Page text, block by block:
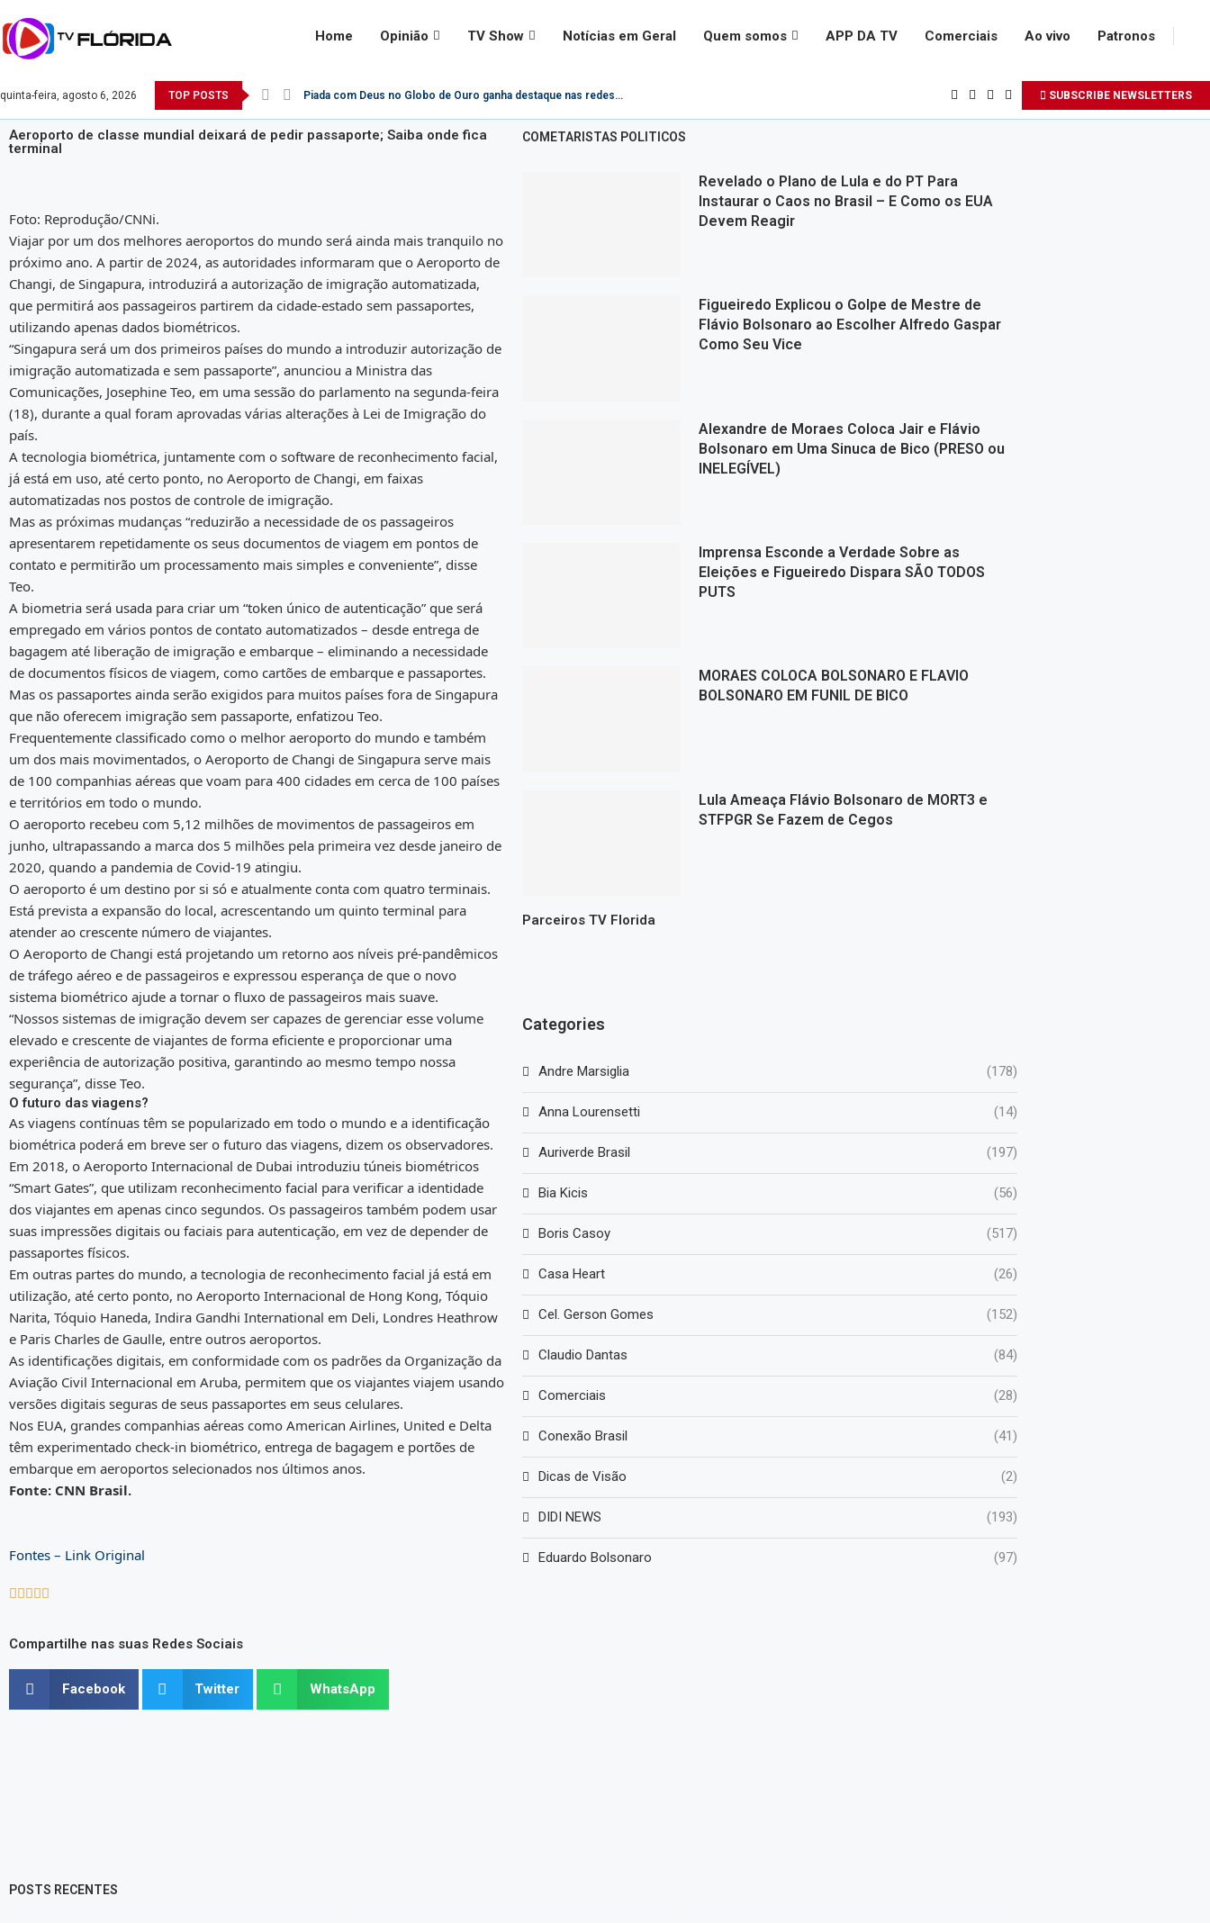
Home Opinião TV Show Notícias em Geral Quem somos APP DA TV Comerciais Ao vivo Patronos
quinta-feira, agosto 6, 2026 TOP POSTS Piada com Deus no Globo de Ouro ganha destaque nas redes... SUBSCRIBE NEWSLETTERS
Aeroporto de classe mundial deixará de pedir passaporte; Saiba onde fica
terminal
Foto: Reprodução/CNNi.
Viajar por um dos melhores aeroportos do mundo será ainda mais tranquilo no
próximo ano. A partir de 2024, as autoridades informaram que o Aeroporto de
Changi, de Singapura, introduzirá a autorização de imigração automatizada,
que permitirá aos passageiros partirem da cidade-estado sem passaportes,
utilizando apenas dados biométricos.
“Singapura será um dos primeiros países do mundo a introduzir autorização de
imigração automatizada e sem passaporte”, anunciou a Ministra das
Comunicações, Josephine Teo, em uma sessão do parlamento na segunda-feira
(18), durante a qual foram aprovadas várias alterações à Lei de Imigração do
país.
A tecnologia biométrica, juntamente com o software de reconhecimento facial,
já está em uso, até certo ponto, no Aeroporto de Changi, em faixas
automatizadas nos postos de controle de imigração.
Mas as próximas mudanças “reduzirão a necessidade de os passageiros
apresentarem repetidamente os seus documentos de viagem em pontos de
contato e permitirão um processamento mais simples e conveniente”, disse
Teo.
A biometria será usada para criar um “token único de autenticação” que será
empregado em vários pontos de contato automatizados – desde entrega de
bagagem até liberação de imigração e embarque – eliminando a necessidade
de documentos físicos de viagem, como cartões de embarque e passaportes.
Mas os passaportes ainda serão exigidos para muitos países fora de Singapura
que não oferecem imigração sem passaporte, enfatizou Teo.
Frequentemente classificado como o melhor aeroporto do mundo e também
um dos mais movimentados, o Aeroporto de Changi de Singapura serve mais
de 100 companhias aéreas que voam para 400 cidades em cerca de 100 países
e territórios em todo o mundo.
O aeroporto recebeu com 5,12 milhões de movimentos de passageiros em
junho, ultrapassando a marca dos 5 milhões pela primeira vez desde janeiro de
2020, quando a pandemia de Covid-19 atingiu.
O aeroporto é um destino por si só e atualmente conta com quatro terminais.
Está prevista a expansão do local, acrescentando um quinto terminal para
atender ao crescente número de viajantes.
O Aeroporto de Changi está projetando um retorno aos níveis pré-pandêmicos
de tráfego aéreo e de passageiros e expressou esperança de que o novo
sistema biométrico ajude a tornar o fluxo de passageiros mais suave.
“Nossos sistemas de imigração devem ser capazes de gerenciar esse volume
elevado e crescente de viajantes de forma eficiente e proporcionar uma
experiência de autorização positiva, garantindo ao mesmo tempo nossa
segurança”, disse Teo.
O futuro das viagens?
As viagens contínuas têm se popularizado em todo o mundo e a identificação
biométrica poderá em breve ser o futuro das viagens, dizem os observadores.
Em 2018, o Aeroporto Internacional de Dubai introduziu túneis biométricos
“Smart Gates”, que utilizam reconhecimento facial para verificar a identidade
dos viajantes em apenas cinco segundos. Os passageiros também podem usar
suas impressões digitais ou faciais para autenticação, em vez de depender de
passaportes físicos.
Em outras partes do mundo, a tecnologia de reconhecimento facial já está em
utilização, até certo ponto, no Aeroporto Internacional de Hong Kong, Tóquio
Narita, Tóquio Haneda, Indira Gandhi International em Deli, Londres Heathrow
e Paris Charles de Gaulle, entre outros aeroportos.
As identificações digitais, em conformidade com os padrões da Organização da
Aviação Civil Internacional em Aruba, permitem que os viajantes viajem usando
versões digitais seguras de seus passaportes em seus celulares.
Nos EUA, grandes companhias aéreas como American Airlines, United e Delta
têm experimentado check-in biométrico, entrega de bagagem e portões de
embarque em aeroportos selecionados nos últimos anos.
Fonte: CNN Brasil.
Fontes – Link Original
    
Compartilhe nas suas Redes Sociais
Facebook Twitter WhatsApp
COMETARISTAS POLITICOS
Revelado o Plano de Lula e do PT Para
Instaurar o Caos no Brasil – E Como os EUA
Devem Reagir
Figueiredo Explicou o Golpe de Mestre de
Flávio Bolsonaro ao Escolher Alfredo Gaspar
Como Seu Vice
Alexandre de Moraes Coloca Jair e Flávio
Bolsonaro em Uma Sinuca de Bico (PRESO ou
INELEGÍVEL)
Imprensa Esconde a Verdade Sobre as
Eleições e Figueiredo Dispara SÃO TODOS
PUTS
MORAES COLOCA BOLSONARO E FLAVIO
BOLSONARO EM FUNIL DE BICO
Lula Ameaça Flávio Bolsonaro de MORT3 e
STFPGR Se Fazem de Cegos
Parceiros TV Florida
Categories
Andre Marsiglia (178)
Anna Lourensetti (14)
Auriverde Brasil (197)
Bia Kicis (56)
Boris Casoy (517)
Casa Heart (26)
Cel. Gerson Gomes (152)
Claudio Dantas (84)
Comerciais (28)
Conexão Brasil (41)
Dicas de Visão (2)
DIDI NEWS (193)
Eduardo Bolsonaro (97)
POSTS RECENTES